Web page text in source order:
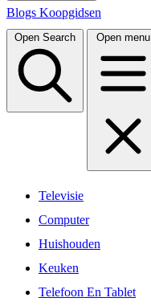
Blogs Koopgidsen
Open Search Open menu
Televisie
Computer
Huishouden
Keuken
Telefoon En Tablet